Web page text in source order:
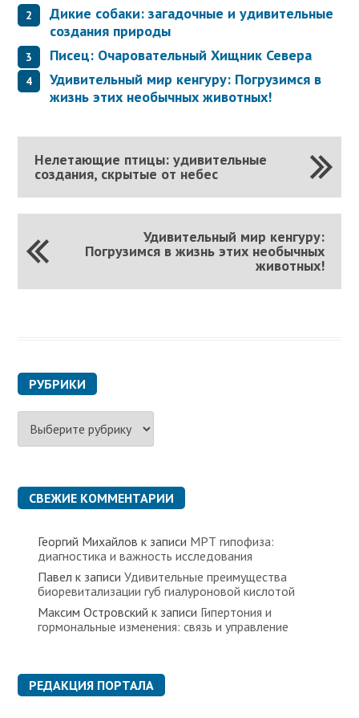
Дикие собаки: загадочные и удивительные
создания природы
Писец: Очаровательный Хищник Севера
Удивительный мир кенгуру: Погрузимся в
жизнь этих необычных животных!
Нелетающие птицы: удивительные
создания, скрытые от небес
Удивительный мир кенгуру:
Погрузимся в жизнь этих необычных
животных!
РУБРИКИ
б
к
и СВЕЖИЕ КОММЕНТАРИИ
Георгий Михайлов к записи МРТ гипофиза:
диагностика и важность исследования
Павел к записиУдивительные преимущества
биоревитализации губ гиалуроновой кислотой
Максим Островский к записи Гипертония и
гормональные изменения: связь и управление
РЕДАКЦИЯ ПОРТАЛА